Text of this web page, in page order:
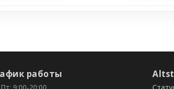
работы